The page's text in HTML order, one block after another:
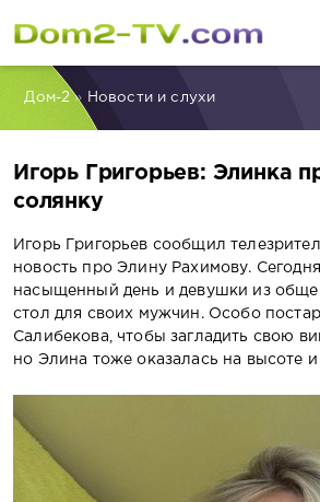
Дом-2» Новости и слухи
Игорь Григорьев: Элинка
солянку
Игорь Григорьев сообщил
новость про Элину Рахимову.
насыщенный день и девушки из
стол для своих мужчин. Особо
Салибекова, чтобы загладить свою
но Элина тоже оказалась на высоте